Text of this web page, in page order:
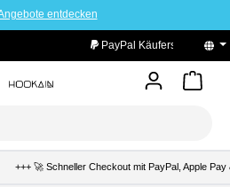
entdecken
+++ 🚀 Schneller Checkout mit PayPal, Apple